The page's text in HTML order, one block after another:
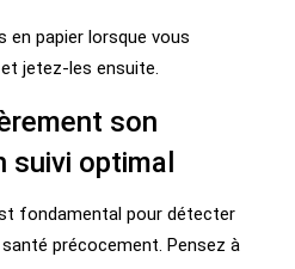
en papier lorsque vous
jetez-les ensuite.
son
suivi optimal
fondamental pour détecter
précocement. Pensez à